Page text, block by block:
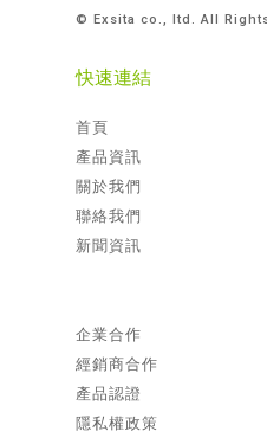
© Exsita co., ltd. All
快速連結
首頁
產品資訊
關於我們
聯絡我們
新聞資訊
企業合作
經銷商合作
產品認證
隱私權政策